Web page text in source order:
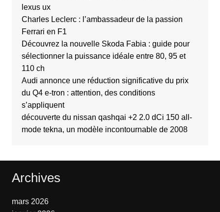
lexus ux
Charles Leclerc : l’ambassadeur de la passion
Ferrari en F1
Découvrez la nouvelle Skoda Fabia : guide pour
sélectionner la puissance idéale entre 80, 95 et
110 ch
Audi annonce une réduction significative du prix
du Q4 e-tron : attention, des conditions
s’appliquent
découverte du nissan qashqai +2 2.0 dCi 150 all-
mode tekna, un modèle incontournable de 2008
Archives
mars 2026